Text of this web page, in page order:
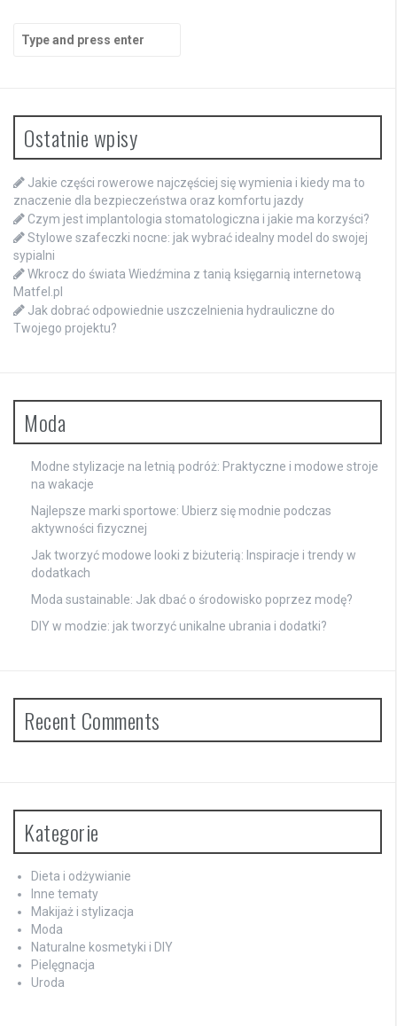
for:
Ostatnie wpisy
Jakie części rowerowe najczęściej się wymienia i kiedy ma to
znaczenie dla bezpieczeństwa oraz komfortu jazdy
Czym jest implantologia stomatologiczna i jakie ma korzyści?
Stylowe szafeczki nocne: jak wybrać idealny model do swojej
sypialni
Wkrocz do świata Wiedźmina z tanią księgarnią internetową
Matfel.pl
Jak dobrać odpowiednie uszczelnienia hydrauliczne do
Twojego projektu?
Moda
Modne stylizacje na letnią podróż: Praktyczne i modowe stroje
na wakacje
Najlepsze marki sportowe: Ubierz się modnie podczas
aktywności fizycznej
Jak tworzyć modowe looki z biżuterią: Inspiracje i trendy w
dodatkach
Moda sustainable: Jak dbać o środowisko poprzez modę?
DIY w modzie: jak tworzyć unikalne ubrania i dodatki?
Recent Comments
Kategorie
Dieta i odżywianie
Inne tematy
Makijaż i stylizacja
Moda
Naturalne kosmetyki i DIY
Pielęgnacja
Uroda